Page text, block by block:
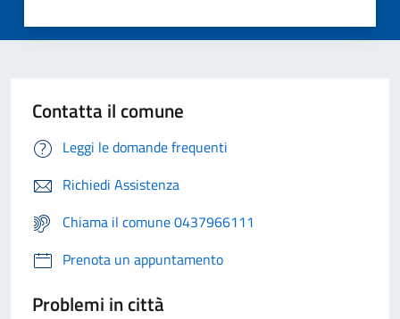
Contatta il comune
Leggi le domande frequenti
Richiedi Assistenza
Chiama il comune 0437966111
Prenota un appuntamento
Problemi in città